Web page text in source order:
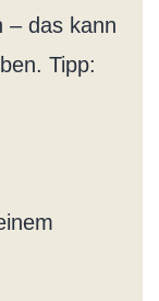
– das kann
Tipp: